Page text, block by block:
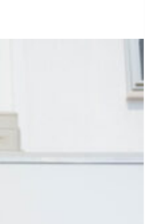
riparte il 18